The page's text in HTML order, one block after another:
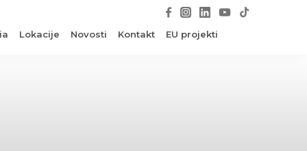
Lokacije Novosti Kontakt EU projekti